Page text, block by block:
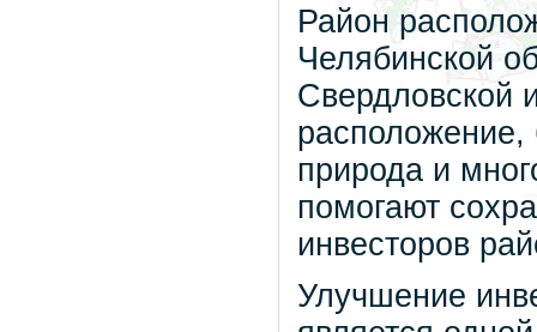
Район
Челябинской
Свердловской
расположение,
природа и
помогают
инвесторов
Улучшение